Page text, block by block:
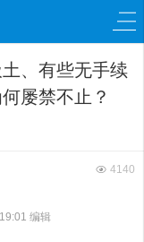
、有些无手续
屡禁不止？
4140
编辑